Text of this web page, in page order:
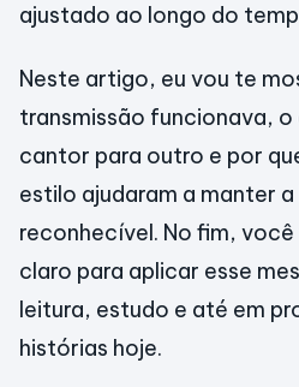
ajustado ao longo do
Neste artigo, eu vou te
transmissão funcionava, o
cantor para outro e por
estilo ajudaram a manter
reconhecível. No fim,
claro para aplicar esse
leitura, estudo e até em
histórias hoje.